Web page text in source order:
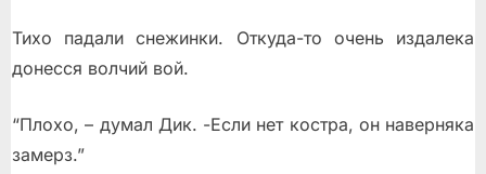
Тихо падали снежинки. Откуда-то очень издалека
донесся волчий вой.
“Плохо, – думал Дик. -Если нет костра, он наверняка
замерз.”